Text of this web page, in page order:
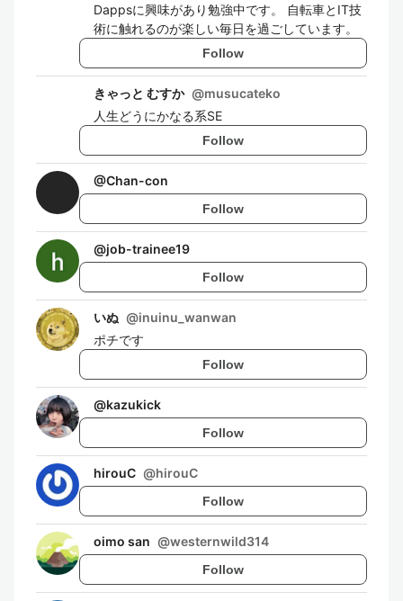
Dappsに興味があり勉強中です。 自転車とIT技
術に触れるのが楽しい毎日を過ごしています。
Follow
きゃっと むすか @musucateko
人生どうにかなる系SE
Follow
@Chan-con
Follow
@job-trainee19
Follow
いぬ @inuinu_wanwan
ポチです
Follow
@kazukick
Follow
hirouC @hirouC
Follow
oimo san @westernwild314
Follow